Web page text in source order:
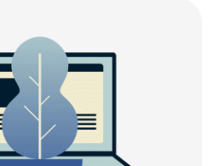
distro
Linux : คุณสมบัติขั้นสูง